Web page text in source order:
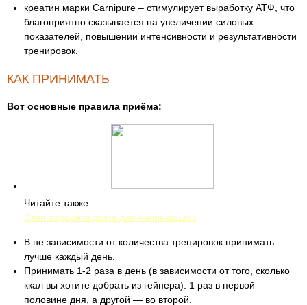
креатин марки Carnipure – стимулирует выработку АТФ, что
благоприятно сказывается на увеличении силовых
показателей, повышении интенсивности и результативности
тренировок.
КАК ПРИНИМАТЬ
Вот основные правила приёма:
Читайте также:
Степ аэробика дома для начинающих
В не зависимости от количества тренировок принимать
лучше каждый день.
Принимать 1-2 раза в день (в зависимости от того, сколько
ккал вы хотите добрать из гейнера). 1 раз в первой
половине дня, а другой — во второй.